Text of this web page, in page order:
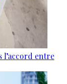
l’accord entre